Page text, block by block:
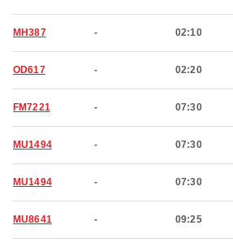
MH387 - 02:10
OD617 - 02:20
FM7221 - 07:30
MU1494 - 07:30
MU1494 - 07:30
MU8641 - 09:25